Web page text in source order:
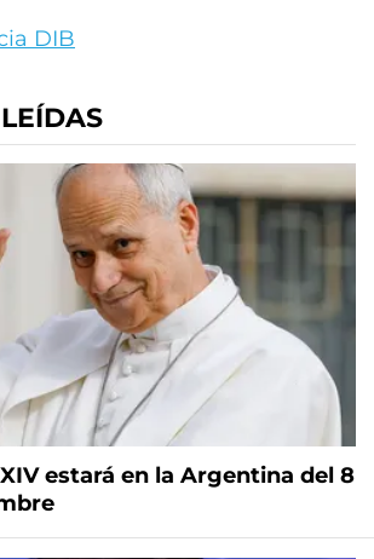
DIB
estará en la Argentina del 8